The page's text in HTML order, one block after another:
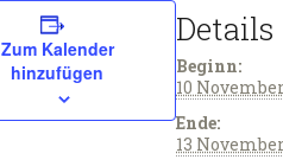
Zum Kalender
hinzufügen
Details
Beginn:
10
Ende:
13